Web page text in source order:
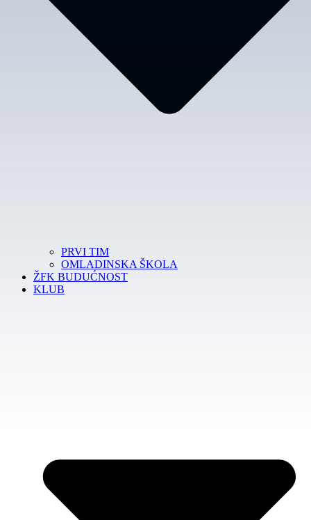
PRVI TIM
OMLADINSKA ŠKOLA
ŽFK BUDUĆNOST
KLUB